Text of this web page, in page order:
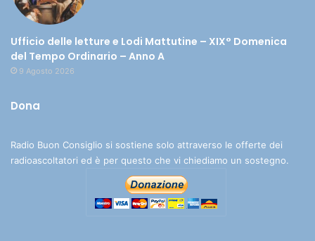
Ufficio delle letture e Lodi Mattutine – XIX° Domenica
del Tempo Ordinario – Anno A
9 Agosto 2026
Dona
Radio Buon Consiglio si sostiene solo attraverso le offerte dei
radioascoltatori ed è per questo che vi chiediamo un sostegno.